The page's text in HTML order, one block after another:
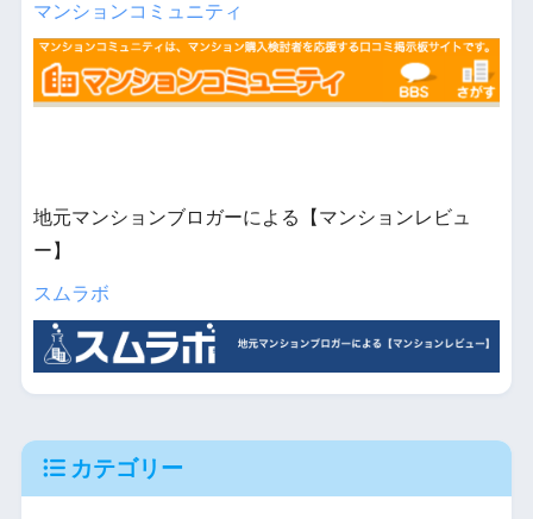
マンションコミュニティ
地元マンションブロガーによる【マンションレビュ
ー】
スムラボ
カテゴリー